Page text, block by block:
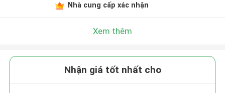
Nhà cung cấp xác nhận
Xem thêm
Nhận giá tốt nhất cho